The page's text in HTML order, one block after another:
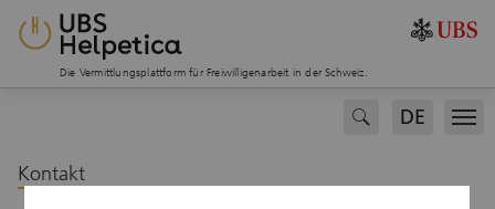
Die Vermittlungsplattform für Freiwilligenarbeit in der Schweiz.
search DE
Kontakt